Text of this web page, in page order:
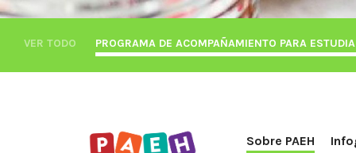
VER TODO PROGRAMA DE ACOMPAÑAMIENTO PARA
Sobre PAEH